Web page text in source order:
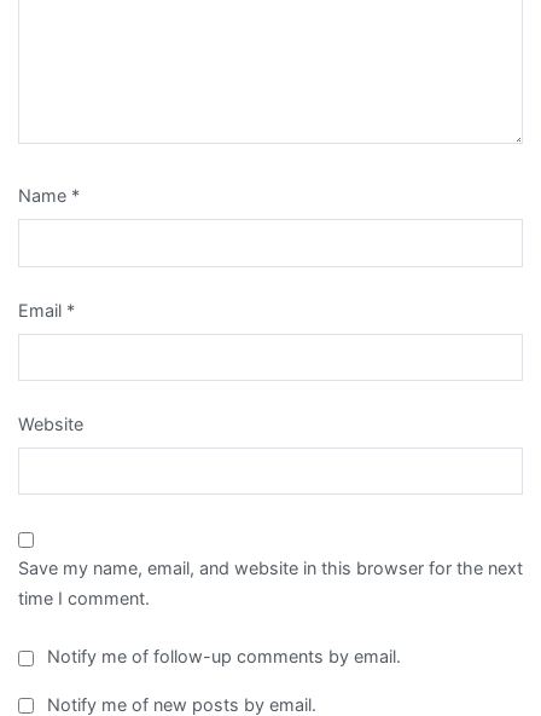
Name *
Email *
Website
Save my name, email, and website in this browser for the next
time I comment.
Notify me of follow-up comments by email.
Notify me of new posts by email.